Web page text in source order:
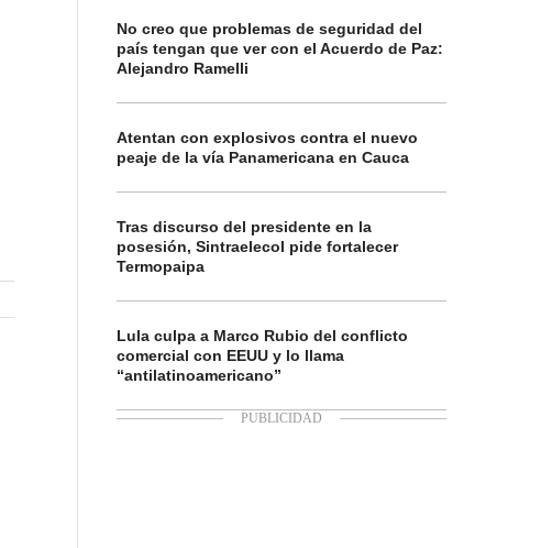
No creo que problemas de seguridad del
país tengan que ver con el Acuerdo de Paz:
Alejandro Ramelli
Atentan con explosivos contra el nuevo
peaje de la vía Panamericana en Cauca
Tras discurso del presidente en la
posesión, Sintraelecol pide fortalecer
Termopaipa
Lula culpa a Marco Rubio del conflicto
comercial con EEUU y lo llama
“antilatinoamericano”